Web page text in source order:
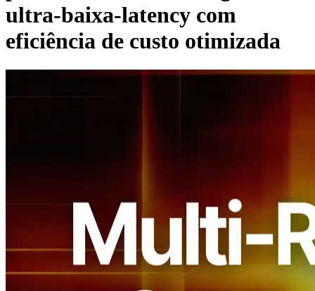
ultra-baixa-latency com
eficiência de custo otimizada
ELSOUL LABO B.V. (Sede: Amsterdã, Países Baixos; CEO:
Fumitake Kawasaki) e Validators DAO têm o prazer de anunciar
que ERPC lançou novos cupons de desconto multirregionais para
Dedicated Shreds, projetados para apoiar a implantação global em